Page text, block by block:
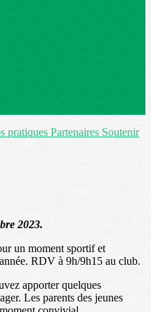
pratiques Partenaires Soutenir
2023.
un moment sportif et
RDV à 9h/9h15 au club.
apporter quelques
Les parents des jeunes